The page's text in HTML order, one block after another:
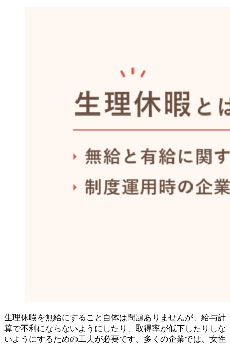
生理休暇を無給にすること自体は問題ありませんが、給与計
算で不利にならないようにしたり、取得率が低下したりしな
いようにするための工夫が必要です。多くの企業では、女性